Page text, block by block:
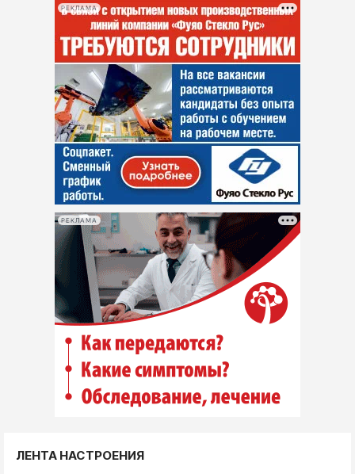
РЕКЛАМА
РЕКЛАМА
ЛЕНТА НАСТРОЕНИЯ